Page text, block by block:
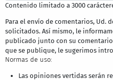
Contenido limitado a 3000
Para el envío de comentarios, Ud.
solicitados. Así mismo, le
publicado junto con su
que se publique, le sugerimos
Normas de uso:
Las opiniones vertidas serán